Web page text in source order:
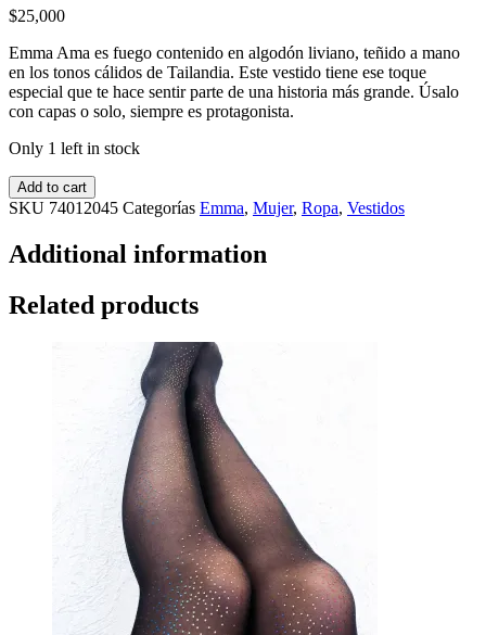
$25,000
Emma Ama es fuego contenido en algodón liviano, teñido a mano
en los tonos cálidos de Tailandia. Este vestido tiene ese toque
especial que te hace sentir parte de una historia más grande. Úsalo
con capas o solo, siempre es protagonista.
Only 1 left in stock
Add to cart
SKU 74012045 Categorías Emma, Mujer, Ropa, Vestidos
Additional information
Related products